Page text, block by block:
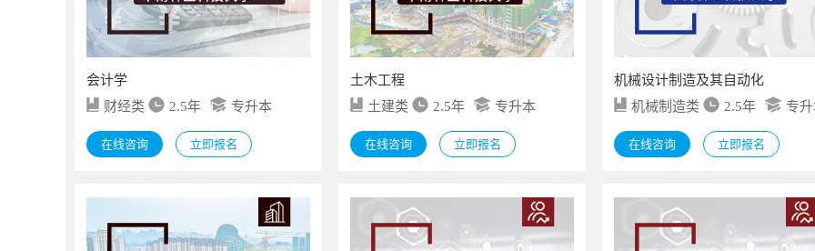
会计学
财经类
2.5年 专升本
在线咨询 立即报名
土木工程
土建类
2.5年 专升本
在线咨询 立即报名
机械设计制造及其自动化
机械制造类
2.5年 专
在线咨询 立即报名